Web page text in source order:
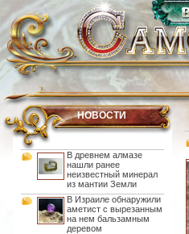
НОВОСТИ
В древнем алмазе
нашли ранее
неизвестный минерал
из мантии Земли
В Израиле обнаружили
аметист с вырезанным
на нем бальзамным
деревом